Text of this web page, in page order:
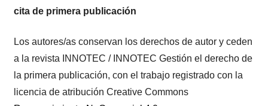
cita de primera publicación
Los autores/as conservan los derechos de autor y ceden
a la revista INNOTEC / INNOTEC Gestión el derecho de
la primera publicación, con el trabajo registrado con la
licencia de atribución Creative Commons